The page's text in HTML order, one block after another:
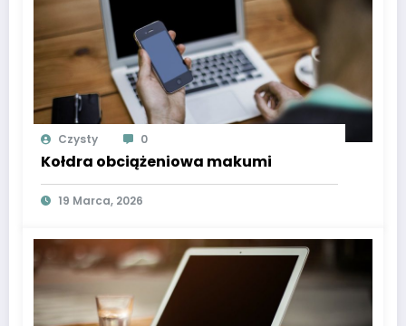
Czysty 0
Kołdra obciążeniowa makumi
19 Marca, 2026